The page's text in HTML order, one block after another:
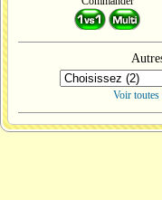
Voir